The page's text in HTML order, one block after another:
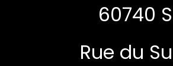
60740
Rue du